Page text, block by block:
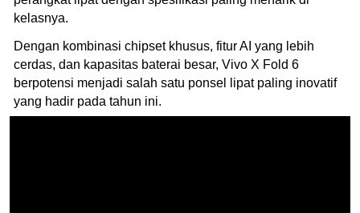
kelasnya.
Dengan kombinasi chipset khusus, fitur AI yang lebih
cerdas, dan kapasitas baterai besar, Vivo X Fold 6
berpotensi menjadi salah satu ponsel lipat paling inovatif
yang hadir pada tahun ini.